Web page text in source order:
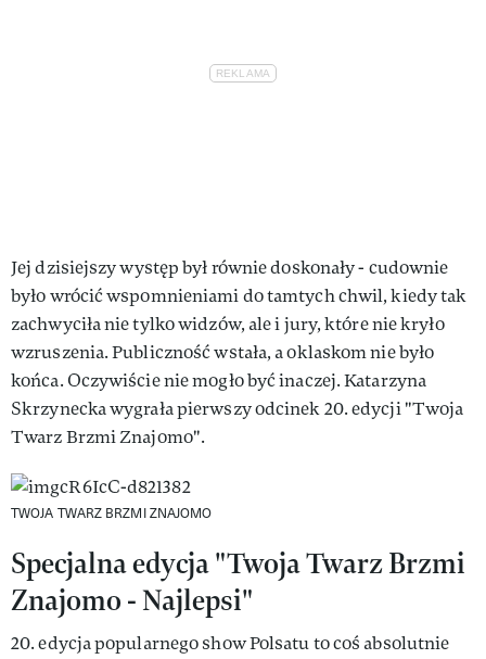
Jej dzisiejszy występ był równie doskonały - cudownie
było wrócić wspomnieniami do tamtych chwil, kiedy tak
zachwyciła nie tylko widzów, ale i jury, które nie kryło
wzruszenia. Publiczność wstała, a oklaskom nie było
końca. Oczywiście nie mogło być inaczej. Katarzyna
Skrzynecka wygrała pierwszy odcinek 20. edycji "Twoja
Twarz Brzmi Znajomo".
TWOJA TWARZ BRZMI ZNAJOMO
Specjalna edycja "Twoja Twarz Brzmi
Znajomo - Najlepsi"
20. edycja popularnego show Polsatu to coś absolutnie